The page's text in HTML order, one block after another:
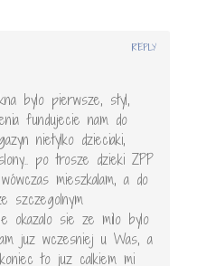
bylo pierwsze, styl,
fundujecie nam do
nietylko dzieciaki,
po trosze dzieki ZPP
mieszkalam, a do
szczegolnym
okazalo sie ze milo bylo
juz wczesniej u Was, a
to juz calkiem mi
REPLY